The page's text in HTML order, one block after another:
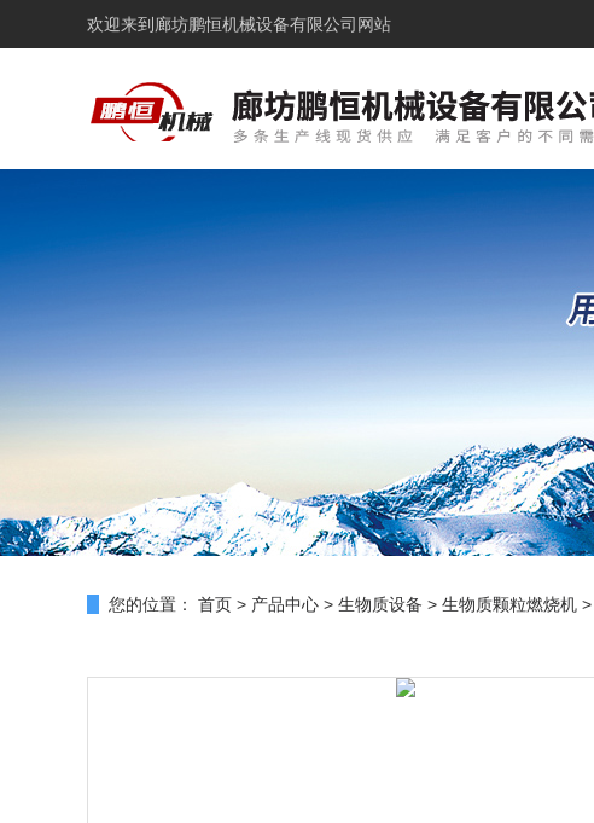
欢迎来到 廊坊鹏恒机械设备有限公司网站
您的位置： 首页 > 产品中心 > 生物质设备 > 生物质颗粒燃烧机